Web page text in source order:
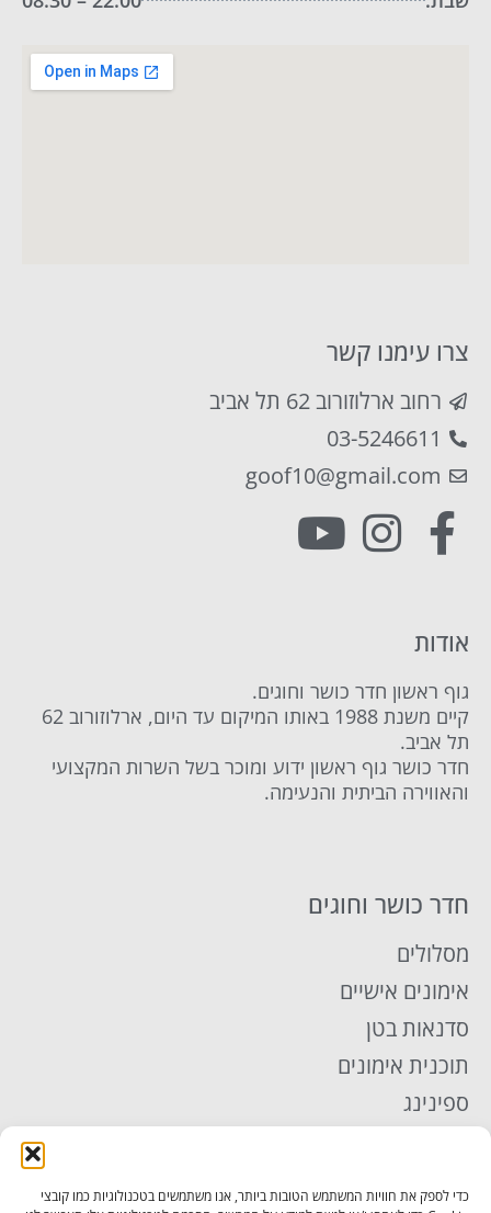
כדי לספק את חוויות המשתמש הטובות ביותר, אנו משתמשים בטכנולוגיות כמו קובצי
צרו עימנו קשר
רחוב ארלוזורוב 62 תל אביב
03-5246611
goof10@gmail.com
אודות
גוף ראשון חדר כושר וחוגים.
קיים משנת 1988 באותו המיקום עד היום, ארלוזורוב 62
תל אביב.
חדר כושר גוף ראשון ידוע ומוכר בשל השרות המקצועי
והאווירה הביתית והנעימה.
חדר כושר וחוגים
מסלולים
אימונים אישיים
סדנאות בטן
תוכנית אימונים
ספינינג